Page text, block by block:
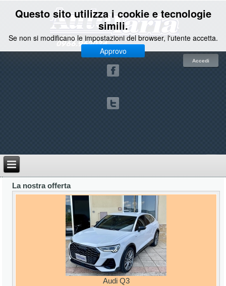
Accedi
La nostra offerta
Audi Q3
Questo sito utilizza i cookie e tecnologie
simili.
Se non si modificano le impostazioni del browser, l'utente accetta.
Approvo